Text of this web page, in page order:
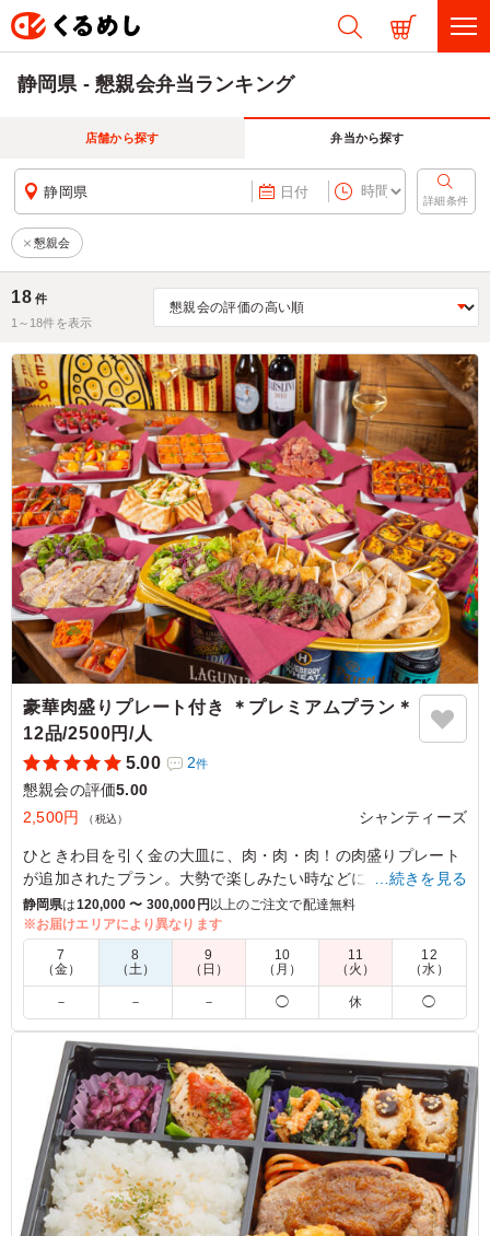
静岡県 - 懇親会弁当ランキング
店舗から探す 弁当から探す
静岡県 日付
詳細条件
懇親会
18 件
1～ 18件を表示
豪華肉盛りプレート付き ＊プレミアムプラン＊
12品/2500円/人
5.00
2件
懇親会の評価5.00
2,500円
（税込） シャンティーズ
ひときわ目を引く金の大皿に、肉・肉・肉！の肉盛りプレート
が追加されたプラン。大勢で楽しみたい時などにぴったり☆ワ
インやビールが進みます。
※9人前＋デザートオプションの盛り付けイメージです。
※金の大皿サイズ：41.2×20.6×3cm
※注文人数によりひとつのお皿に複数のお料理を組み合わせて
の盛り付けとなります。
※使い捨て容器でお届けするデリバリープランです。設置・配
膳・撤収等のサービスはついておりません。
※「10卓に配置」などお客様ご指定の数の卓に配置する場合、
追加容器代金をいただいたり、容器が変更になる場合がござい
ます。予めご了承くださいませ。
※季節毎の仕入れによりメニューが変わる場合がございます。
予めご了承ください。
※ご飯の種類プルダウンより「季節のカットケーキ(＋200
…続きを見る
静岡県は120,000 〜 300,000円 以上のご注文で配達無料
※お届けエリアにより異なります
7
（金）
8
（土）
9
（日）
10
（月）
11
（火）
12
（水）
－ － － ◯ 休 ◯